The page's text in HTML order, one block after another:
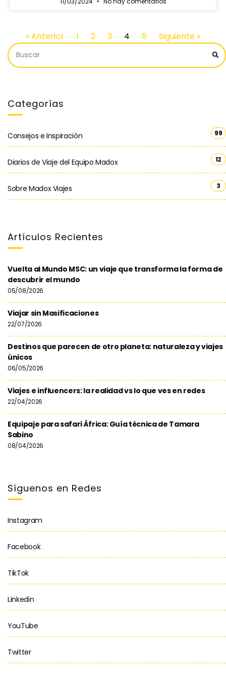
« Anterior 1 2 3 4 5 Siguiente »
Categorías
Consejos e Inspiración 99
Diarios de Viaje del Equipo Madox 12
Sobre Madox Viajes 3
Artículos Recientes
Vuelta al Mundo MSC: un viaje que transforma la forma de
descubrir el mundo
05/08/2026
Viajar sin Masificaciones
22/07/2026
Destinos que parecen de otro planeta: naturaleza y viajes
únicos
06/05/2026
Viajes e influencers: la realidad vs lo que ves en redes
22/04/2026
Equipaje para safari África: Guía técnica de Tamara
Sabino
08/04/2026
Síguenos en Redes
Instagram
Facebook
TikTok
Linkedin
YouTube
Twitter